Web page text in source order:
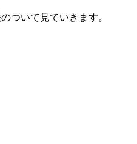
ついて見ていきます。